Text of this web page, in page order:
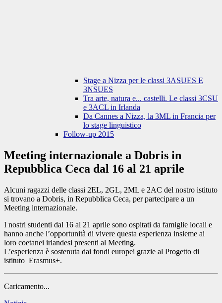
Stage a Nizza per le classi 3ASUES E
3NSUES
Tra arte, natura e... castelli. Le classi 3CSU
e 3ACL in Irlanda
Da Cannes a Nizza, la 3ML in Francia per
lo stage linguistico
Follow-up 2015
Meeting internazionale a Dobris in
Repubblica Ceca dal 16 al 21 aprile
Alcuni ragazzi delle classi 2EL, 2GL, 2ML e 2AC del nostro istituto
si trovano a Dobris, in Repubblica Ceca, per partecipare a un
Meeting internazionale.
I nostri studenti dal 16 al 21 aprile sono ospitati da famiglie locali e
hanno anche l’opportunità di vivere questa esperienza insieme ai
loro coetanei irlandesi presenti al Meeting.
L’esperienza è sostenuta dai fondi europei grazie al Progetto di
istituto Erasmus+.
Caricamento...